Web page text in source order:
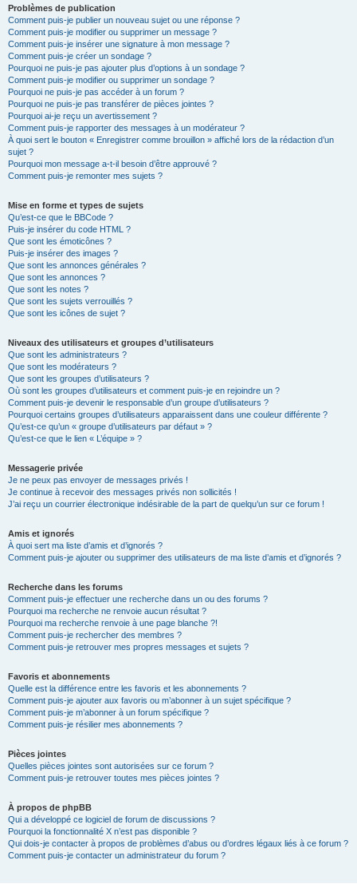
Problèmes de publication
Comment puis-je publier un nouveau sujet ou une réponse ?
Comment puis-je modifier ou supprimer un message ?
Comment puis-je insérer une signature à mon message ?
Comment puis-je créer un sondage ?
Pourquoi ne puis-je pas ajouter plus d’options à un sondage ?
Comment puis-je modifier ou supprimer un sondage ?
Pourquoi ne puis-je pas accéder à un forum ?
Pourquoi ne puis-je pas transférer de pièces jointes ?
Pourquoi ai-je reçu un avertissement ?
Comment puis-je rapporter des messages à un modérateur ?
À quoi sert le bouton « Enregistrer comme brouillon » affiché lors de la rédaction d’un
sujet ?
Pourquoi mon message a-t-il besoin d’être approuvé ?
Comment puis-je remonter mes sujets ?
Mise en forme et types de sujets
Qu’est-ce que le BBCode ?
Puis-je insérer du code HTML ?
Que sont les émoticônes ?
Puis-je insérer des images ?
Que sont les annonces générales ?
Que sont les annonces ?
Que sont les notes ?
Que sont les sujets verrouillés ?
Que sont les icônes de sujet ?
Niveaux des utilisateurs et groupes d’utilisateurs
Que sont les administrateurs ?
Que sont les modérateurs ?
Que sont les groupes d’utilisateurs ?
Où sont les groupes d’utilisateurs et comment puis-je en rejoindre un ?
Comment puis-je devenir le responsable d’un groupe d’utilisateurs ?
Pourquoi certains groupes d’utilisateurs apparaissent dans une couleur différente ?
Qu’est-ce qu’un « groupe d’utilisateurs par défaut » ?
Qu’est-ce que le lien « L’équipe » ?
Messagerie privée
Je ne peux pas envoyer de messages privés !
Je continue à recevoir des messages privés non sollicités !
J’ai reçu un courrier électronique indésirable de la part de quelqu’un sur ce forum !
Amis et ignorés
À quoi sert ma liste d’amis et d’ignorés ?
Comment puis-je ajouter ou supprimer des utilisateurs de ma liste d’amis et d’ignorés ?
Recherche dans les forums
Comment puis-je effectuer une recherche dans un ou des forums ?
Pourquoi ma recherche ne renvoie aucun résultat ?
Pourquoi ma recherche renvoie à une page blanche ?!
Comment puis-je rechercher des membres ?
Comment puis-je retrouver mes propres messages et sujets ?
Favoris et abonnements
Quelle est la différence entre les favoris et les abonnements ?
Comment puis-je ajouter aux favoris ou m’abonner à un sujet spécifique ?
Comment puis-je m’abonner à un forum spécifique ?
Comment puis-je résilier mes abonnements ?
Pièces jointes
Quelles pièces jointes sont autorisées sur ce forum ?
Comment puis-je retrouver toutes mes pièces jointes ?
À propos de phpBB
Qui a développé ce logiciel de forum de discussions ?
Pourquoi la fonctionnalité X n’est pas disponible ?
Qui dois-je contacter à propos de problèmes d’abus ou d’ordres légaux liés à ce forum ?
Comment puis-je contacter un administrateur du forum ?